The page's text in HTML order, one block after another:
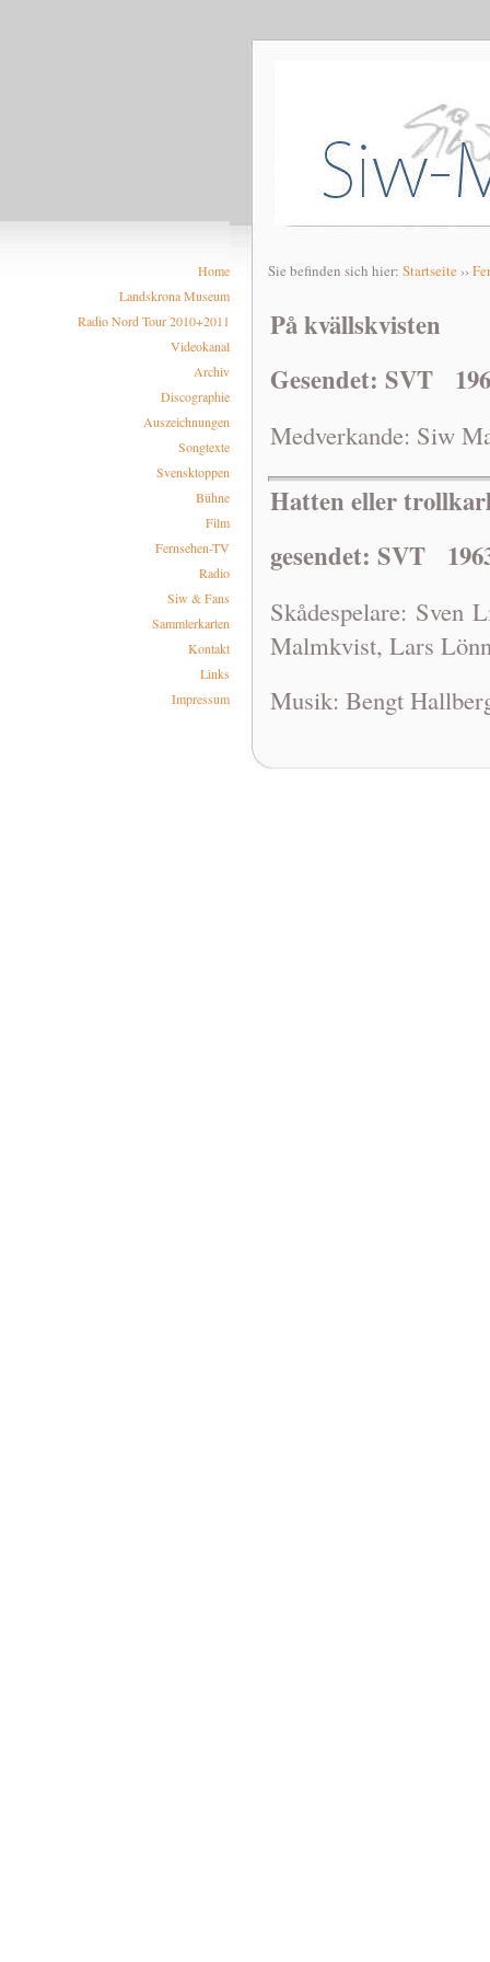
Home
Landskrona Museum
Radio Nord Tour 2010+2011
Videokanal
Archiv
Discographie
Auszeichnungen
Songtexte
Svensktoppen
Bühne
Film
Fernsehen-TV
Radio
Siw & Fans
Sammlerkarten
Kontakt
Links
Impressum
Sie befinden sich hier: Startseite ››
På kvällskvisten
Gesendet: SVT
Medverkande: Siw
Hatten eller
gesendet: SVT
Skådespelare: Sven
Malmkvist, Lars
Musik: Bengt